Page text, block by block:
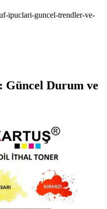
ipuclari-guncel-trendler-ve-
Güncel Durum ve